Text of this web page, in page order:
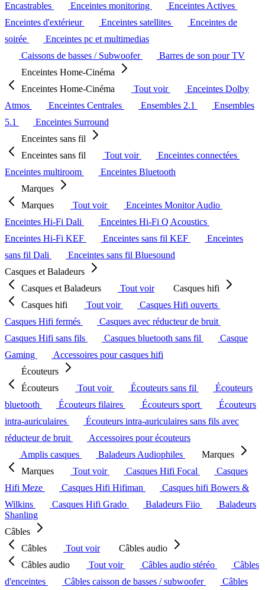
Encastrables
Enceintes monitoring
Enceintes Actives
Enceintes d'extérieur
Enceintes satellites
Enceintes de
soirée
Enceintes pc et multimedias
Caissons de basses / Subwoofer
Barres de son pour TV
Enceintes Home-Cinéma
Enceintes Home-Cinéma
Tout voir
Enceintes Dolby
Atmos
Enceintes Centrales Ensembles 2.1
Ensembles
5.1
Enceintes Surround
Enceintes sans fil
Enceintes sans fil
Tout voir
Enceintes connectées
Enceintes multiroom
Enceintes Bluetooth
Marques
Marques
Tout voir
Enceintes Monitor Audio
Enceintes Hi-Fi Dali
Enceintes Hi-Fi Q Acoustics
Enceintes Hi-Fi KEF
Enceintes sans fil KEF
Enceintes
sans fil Dali
Enceintes sans fil Bluesound
Casques et Baladeurs
Casques et Baladeurs
Tout voir
Casques hifi
Casques hifi
Tout voir
Casques Hifi ouverts
Casques Hifi fermés
Casques avec réducteur de bruit
Casques Hifi sans fils
Casques bluetooth sans fil
Casque
Gaming
Accessoires pour casques hifi
Écouteurs
Écouteurs
Tout voir Écouteurs sans fil
Écouteurs
bluetooth
Écouteurs filaires Écouteurs sport
Écouteurs
intra-auriculaires
Écouteurs intra-auriculaires sans fils avec
réducteur de bruit
Accessoires pour écouteurs
Amplis casques
Baladeurs Audiophiles
Marques
Marques
Tout voir Casques Hifi Focal
Casques
Hifi Meze
Casques Hifi Hifiman
Casques hifi Bowers &
Wilkins
Casques Hifi Grado Baladeurs Fiio
Baladeurs
Shanling
Câbles
Câbles
Tout voir
Câbles audio
Câbles audio
Tout voir Câbles audio stéréo
Câbles
d'enceintes
Câbles caisson de basses / subwoofer
Câbles